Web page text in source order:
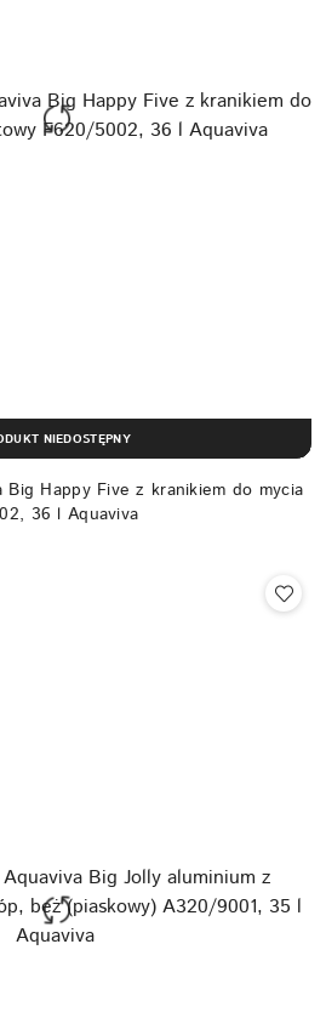
Big Happy Five z kranikiem do mycia
36 l Aquaviva
NIEDOSTĘPNY